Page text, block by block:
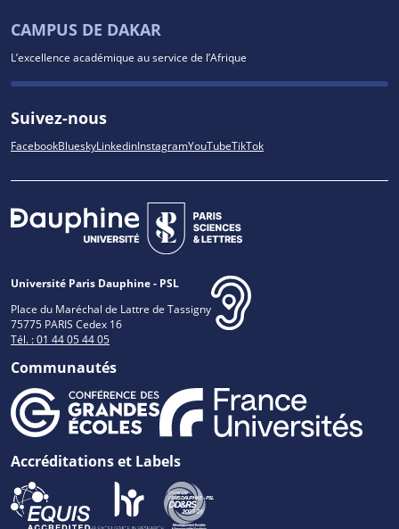
CAMPUS DE DAKAR
L’excellence académique au service de l’Afrique
Suivez-nous
FacebookBlueskyLinkedinInstagramYouTubeTikTok
Université Paris Dauphine - PSL
Place du Maréchal de Lattre de Tassigny
75775 PARIS Cedex 16
Tél. : 01 44 05 44 05
Communautés
Accréditations et Labels